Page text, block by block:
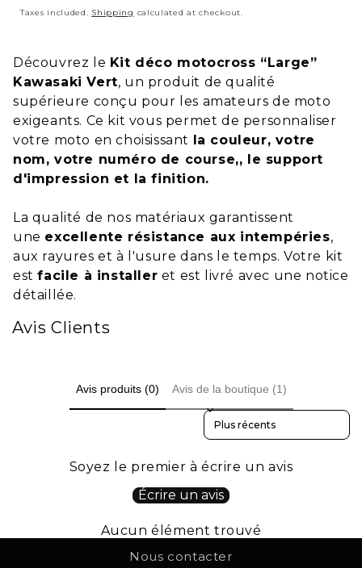
price
Taxes included. Shipping calculated at checkout.
Découvrez le Kit déco motocross “Large”
Kawasaki Vert, un produit de qualité
supérieure conçu pour les amateurs de moto
exigeants. Ce kit vous permet de personnaliser
votre moto en choisissant la couleur, votre
nom, votre numéro de course,, le support
d'impression et la finition.
La qualité de nos matériaux garantissent
une excellente résistance aux intempéries,
aux rayures et à l'usure dans le temps. Votre kit
estfacile à installer et est livré avec une notice
détaillée.
Avis Clients
Avis produits (0) Avis de la boutique (1)
Sort reviews by
Soyez le premier à écrire un avis
Écrire un avis
Aucun élément trouvé
Nous contacter